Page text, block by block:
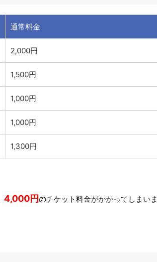
通常料金
2,000円
1,500円
1,000円
1,000円
1,300円
4,000円のチケット料金がかかってしまいま